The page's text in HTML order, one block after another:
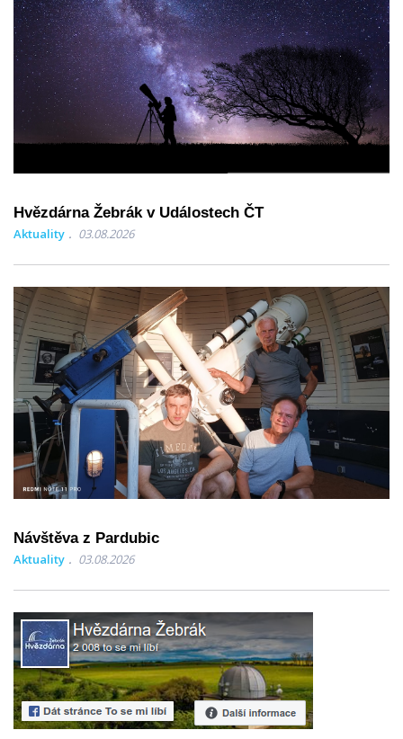
Hvězdárna Žebrák v Událostech ČT
Aktuality 03.08.2026
Návštěva z Pardubic
Aktuality 03.08.2026